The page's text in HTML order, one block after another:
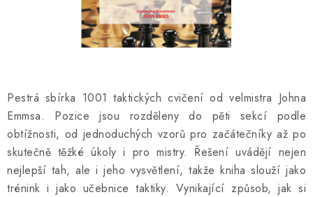
ŠACHOVÝ MERCH
O nás Blog Kontakt Obchodní podmínky FAQ
Pestrá sbírka 1001 taktických cvičení od velmistra Johna
Emmsa. Pozice jsou rozděleny do pěti sekcí podle
obtížnosti, od jednoduchých vzorů pro začátečníky až po
skutečně těžké úkoly i pro mistry. Řešení uvádějí nejen
nejlepší tah, ale i jeho vysvětlení, takže kniha slouží jako
trénink i jako učebnice taktiky. Vynikající způsob, jak si